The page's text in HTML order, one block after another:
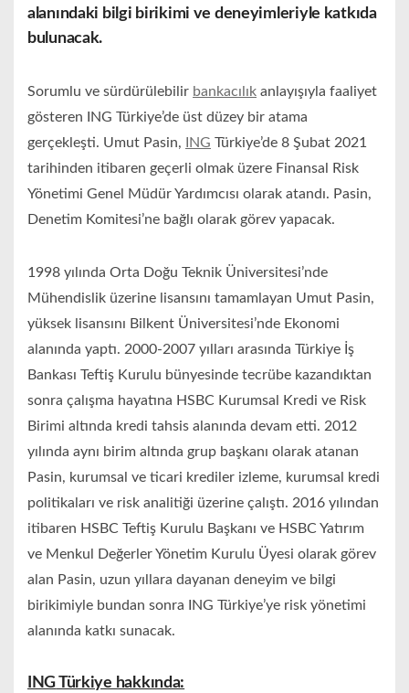
alanındaki bilgi birikimi ve deneyimleriyle katkıda
bulunacak.
Sorumlu ve sürdürülebilir bankacılık anlayışıyla faaliyet
gösteren ING Türkiye’de üst düzey bir atama
gerçekleşti. Umut Pasin,
ING Türkiye’de 8 Şubat 2021
tarihinden itibaren geçerli olmak üzere Finansal Risk
Yönetimi Genel Müdür Yardımcısı olarak atandı. Pasin,
Denetim Komitesi’ne bağlı olarak görev yapacak.
1998 yılında Orta Doğu Teknik Üniversitesi’nde
Mühendislik üzerine lisansını tamamlayan Umut Pasin,
yüksek lisansını Bilkent Üniversitesi’nde Ekonomi
alanında yaptı. 2000-2007 yılları arasında Türkiye İş
Bankası Teftiş Kurulu bünyesinde tecrübe kazandıktan
sonra çalışma hayatına HSBC Kurumsal Kredi ve Risk
Birimi altında kredi tahsis alanında devam etti. 2012
yılında aynı birim altında grup başkanı olarak atanan
Pasin, kurumsal ve ticari krediler izleme, kurumsal kredi
politikaları ve risk analitiği üzerine çalıştı. 2016 yılından
itibaren HSBC Teftiş Kurulu Başkanı ve HSBC Yatırım
ve Menkul Değerler Yönetim Kurulu Üyesi olarak görev
alan Pasin, uzun yıllara dayanan deneyim ve bilgi
birikimiyle bundan sonra ING Türkiye’ye risk yönetimi
alanında katkı sunacak.
ING Türkiye hakkında: